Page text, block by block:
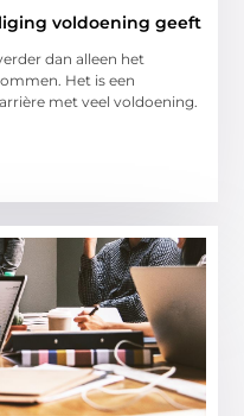
voldoening geeft
dan alleen het
Het is een
met veel voldoening.